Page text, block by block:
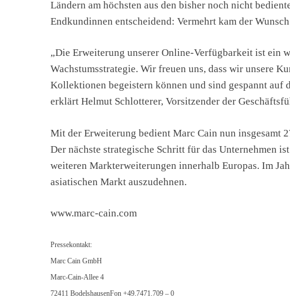
Ländern am höchsten aus den bisher noch nicht
Endkundinnen entscheidend: Vermehrt kam der
„Die Erweiterung unserer Online-Verfügbarkeit ist ein
Wachstumsstrategie. Wir freuen uns, dass wir unsere
Kollektionen begeistern können und sind gespannt auf
erklärt Helmut Schlotterer, Vorsitzender der
Mit der Erweiterung bedient Marc Cain nun insgesamt
Der nächste strategische Schritt für das Unternehmen
weiteren Markterweiterungen innerhalb Europas. Im
asiatischen Markt auszudehnen.
www.marc-cain.com
Pressekontakt:
Marc Cain GmbH
Marc-Cain-Allee 4
72411 BodelshausenFon +49.7471.709 – 0